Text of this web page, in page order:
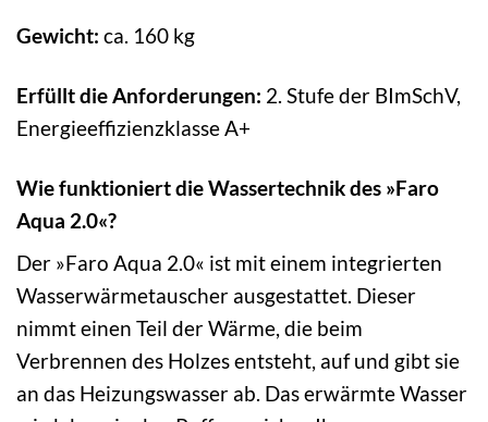
Gewicht: ca. 160 kg
Erfüllt die Anforderungen: 2. Stufe der BImSchV,
Energieeffizienzklasse A+
Wie funktioniert die Wassertechnik des »Faro
Aqua 2.0«?
Der »Faro Aqua 2.0« ist mit einem integrierten
Wasserwärmetauscher ausgestattet. Dieser
nimmt einen Teil der Wärme, die beim
Verbrennen des Holzes entsteht, auf und gibt sie
an das Heizungswasser ab. Das erwärmte Wasser